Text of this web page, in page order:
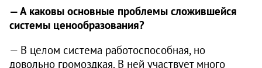
— А каковы основные проблемы сложившейся
системы ценообразования?
— В целом система работоспособная, но
довольно громоздкая. В ней участвует много